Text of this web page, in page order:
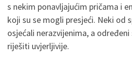
s nekim ponavljajućim pričama i
koji su se mogli presjeći. Neki od
osjećali nerazvijenima, a
riješiti uvjerljivije.